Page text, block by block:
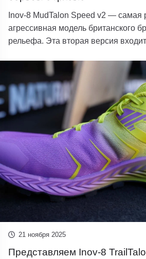
Inov-8 MudTalon Speed ​​​​v2 — самая
агрессивная модель британского
рельефа. Эта вторая версия
21 ноября 2025
Представляем Inov-8